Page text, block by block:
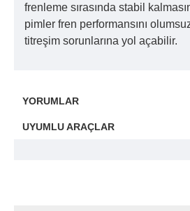
frenleme sırasında stabil
pimler fren performansını
titreşim sorunlarına yol açabilir.
YORUMLAR
UYUMLU ARAÇLAR